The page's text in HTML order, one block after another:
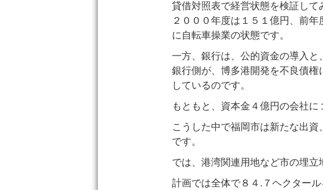
貸借対照表で経営状態を検証し
２０００年度は１５１億円、前
に自転車操業の状態です。
一方、銀行は、公的資金の導入と
銀行側が、博多港開発を不良債
しているのです。
もともと、資本金４億円の会社
こうした中で福岡市は新たな出
です。
では、港湾関連用地など市の埋
計画では全体で８４.７ヘクター